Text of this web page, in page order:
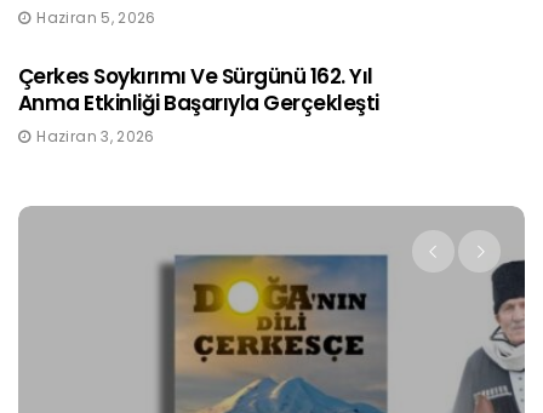
Haziran 5, 2026
Çerkes Soykırımı Ve Sürgünü 162. Yıl
Anma Etkinliği Başarıyla Gerçekleşti
Haziran 3, 2026